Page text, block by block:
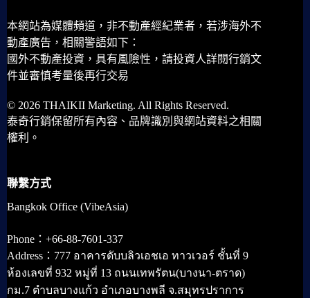
本網站為媒體頻道，非不動產經紀業者，若涉海外不
動產廣告，相關警語如下：
國外不動產投資，具有風險性，請投資人詳閱行銷文
件並審慎考量後再行交易
© 2026 THAIKII Marketing. All Rights Reserved.
泰奇行銷保留所有內容、品牌識別與網站資料之相關
權利。
聯繫方式
Bangkok Office (VibeAsia)
Phone：+66-88-7601-337
Address：777 อาคารดับบลิวเอชเอ ทาวเวอร์ ชั้นที่ 9
ห้องเลขที่ 932 หมู่ที่ 13 ถนนเทพรัตน(บางนา-ตราด)
กม.7 ตำบลบางแก้ว อำเภอบางพลี จ.สมุทรปราการ